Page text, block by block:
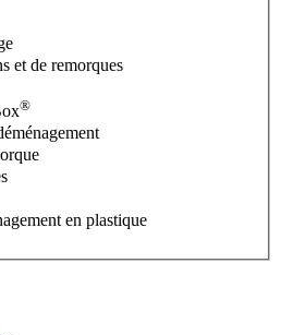
et de remorques
®
en plastique